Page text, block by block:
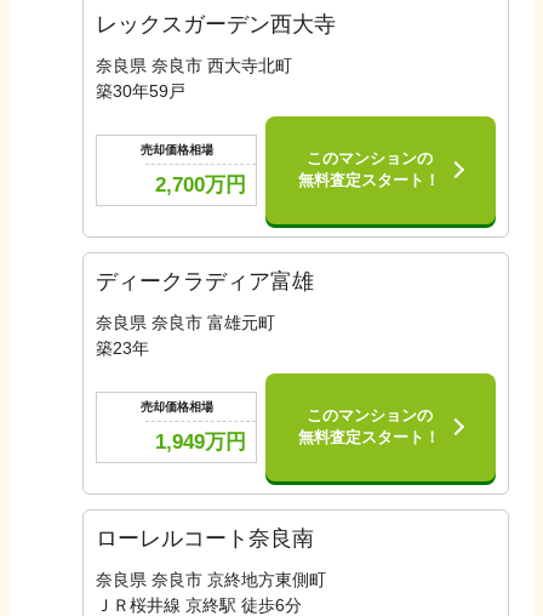
レックスガーデン西大寺
奈良県 奈良市 西大寺北町
築30年59戸
売却価格相場
2,700万円
このマンションの
無料査定スタート！
ディークラディア富雄
奈良県 奈良市 富雄元町
築23年
売却価格相場
1,949万円
このマンションの
無料査定スタート！
ローレルコート奈良南
奈良県 奈良市 京終地方東側町
ＪＲ桜井線 京終駅 徒歩6分